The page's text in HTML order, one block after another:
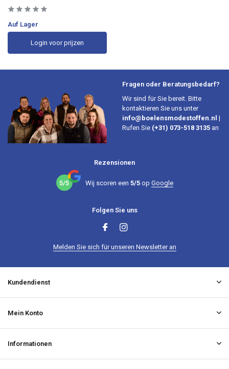
Auf Lager
Login voor prijzen
Fragen oder Beratungsbedarf?
Wir sind für Sie bereit. Bitte
kontaktieren Sie uns unter
info@boelensmodestoffen.nl |
Rufen Sie (+31) 073-518 3135 an
Rezensionen
5/5 Wij scoren een 5/5op Google
Folgen Sie uns
Melden Sie sich für unseren Newsletter an
Kundendienst
Mein Konto
Informationen